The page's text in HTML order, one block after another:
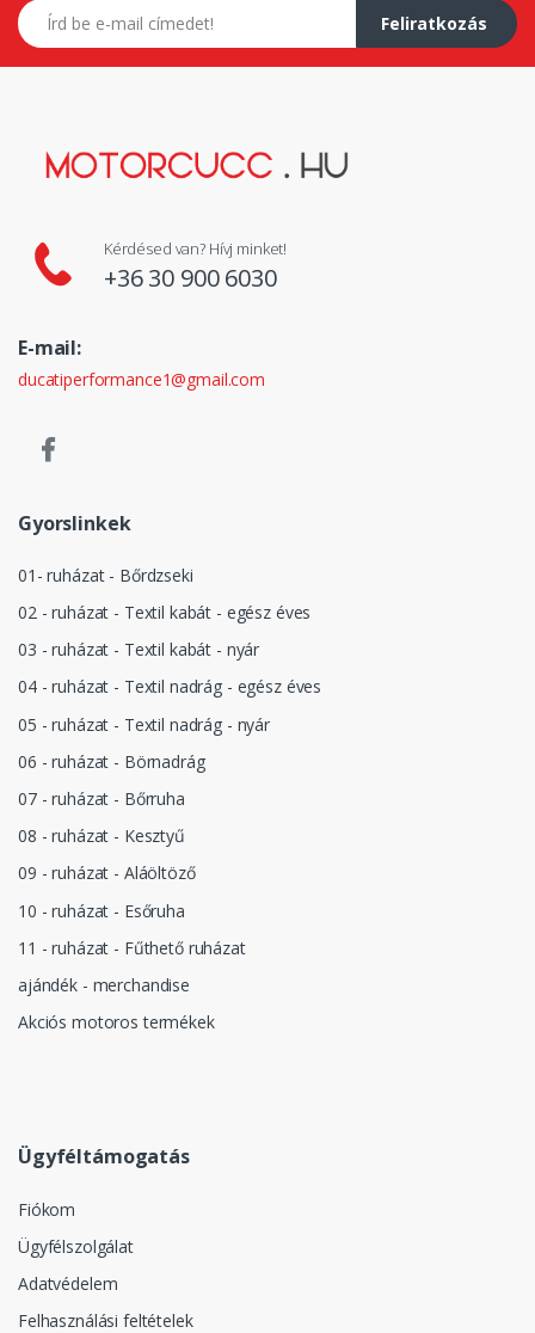
E-mail címed
Feliratkozás
Kérdésed van? Hívj minket!
+36 30 900 6030
E-mail:
ducatiperformance1@gmail.com
Gyorslinkek
01- ruházat - Bőrdzseki
02 - ruházat - Textil kabát - egész éves
03 - ruházat - Textil kabát - nyár
04 - ruházat - Textil nadrág - egész éves
05 - ruházat - Textil nadrág - nyár
06 - ruházat - Börnadrág
07 - ruházat - Bőrruha
08 - ruházat - Kesztyű
09 - ruházat - Aláöltöző
10 - ruházat - Esőruha
11 - ruházat - Fűthető ruházat
ajándék - merchandise
Akciós motoros termékek
Ügyféltámogatás
Fiókom
Ügyfélszolgálat
Adatvédelem
Felhasználási feltételek